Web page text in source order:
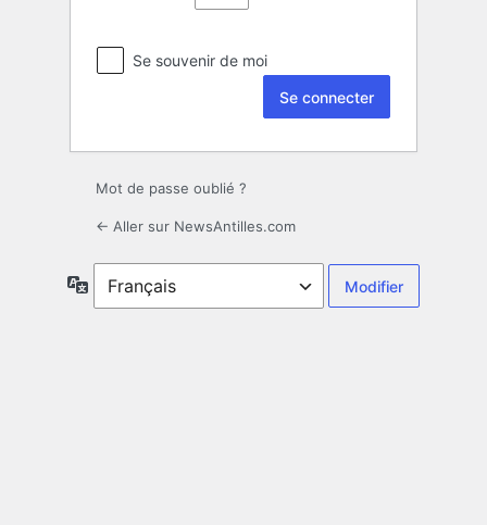
Se souvenir de moi
Mot de passe oublié ?
← Aller sur NewsAntilles.com
Langue